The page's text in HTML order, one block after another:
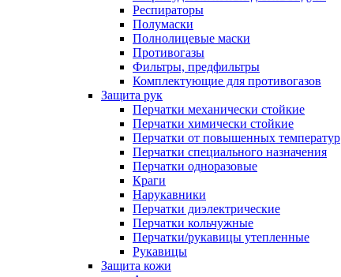
Респираторы
Полумаски
Полнолицевые маски
Противогазы
Фильтры, предфильтры
Комплектующие для противогазов
Защита рук
Перчатки механически стойкие
Перчатки химически стойкие
Перчатки от повышенных температур
Перчатки специального назначения
Перчатки одноразовые
Краги
Нарукавники
Перчатки диэлектрические
Перчатки кольчужные
Перчатки/рукавицы утепленные
Рукавицы
Защита кожи